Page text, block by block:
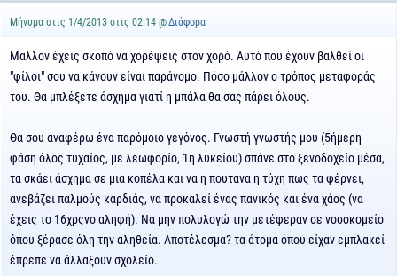
Μήνυμα στις 1/4/2013 στις 02:14 @Διάφορα
Μαλλον έχεις σκοπό να χορέψεις στον χορό. Αυτό που έχουν βαλθεί οι
"φίλοι" σου να κάνουν είναι παράνομο. Πόσο μάλλον ο τρόπος μεταφοράς
του. Θα μπλέξετε άσχημα γιατί η μπάλα θα σας πάρει όλους.
Θα σου αναφέρω ένα παρόμοιο γεγόνος. Γνωστή γνωστής μου (5ήμερη
φάση όλος τυχαίος, με λεωφορίο, 1η λυκείου) σπάνε στο ξενοδοχείο μέσα,
τα σκάει άσχημα σε μια κοπέλα και να η πουτανα η τύχη πως τα φέρνει,
ανεβάζει παλμούς καρδιάς, να προκαλεί ένας πανικός και ένα χάος (να
έχεις το 16χρςνο αληφή). Να μην πολυλογώ την μετέφεραν σε νοσοκομείο
όπου ξέρασε όλη την αληθεία. Αποτέλεσμα? τα άτομα όπου είχαν εμπλακεί
έπρεπε να άλλαξουν σχολείο.